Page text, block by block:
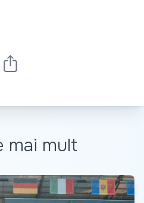
mai mult